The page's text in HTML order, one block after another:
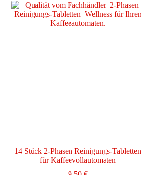
14 Stück 2-Phasen Reinigungs-Tabletten
für Kaffeevollautomaten